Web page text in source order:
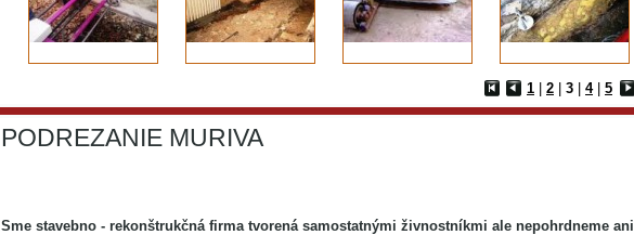
1 2 3 4 5
PODREZANIE MURIVA
Sme stavebno - rekonštrukčná firma tvorená samostatnými živnostníkmi ale nepohrdneme ani